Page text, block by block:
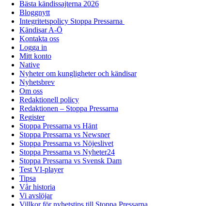
Bästa kändissajterna 2026
Bloggnytt
Integritetspolicy Stoppa Pressarna
Kändisar A-Ö
Kontakta oss
Logga in
Mitt konto
Native
Nyheter om kungligheter och kändisar
Nyhetsbrev
Om oss
Redaktionell policy
Redaktionen – Stoppa Pressarna
Register
Stoppa Pressarna vs Hänt
Stoppa Pressarna vs Newsner
Stoppa Pressarna vs Nöjeslivet
Stoppa Pressarna vs Nyheter24
Stoppa Pressarna vs Svensk Dam
Test VI-player
Tipsa
Vår historia
Vi avslöjar
Villkor för nyhetstips till Stoppa Pressarna